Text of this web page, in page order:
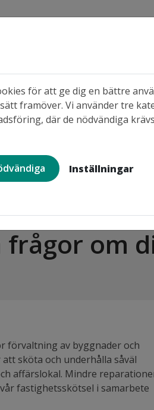
När du söker ledigt
frågor om
förvaltning av byggnader och
sköta och underhålla såväl
affärslokal. Mindre
fastighetsskötsel i samarbete
för att ge dig en bättre
framöver. Vi använder tre
där de nödvändiga
Inställningar